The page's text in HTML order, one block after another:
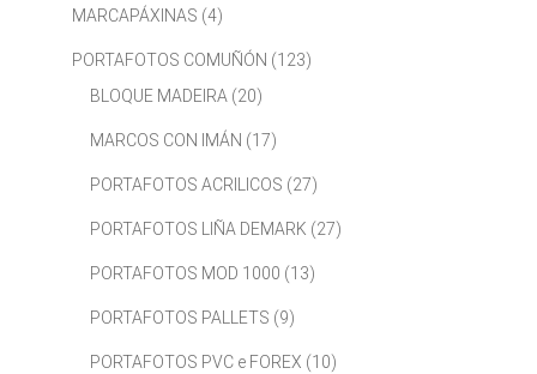
MARCAPÁXINAS (4)
PORTAFOTOS COMUÑÓN (123)
BLOQUE MADEIRA (20)
MARCOS CON IMÁN (17)
PORTAFOTOS ACRILICOS (27)
PORTAFOTOS LIÑA DEMARK (27)
PORTAFOTOS MOD 1000 (13)
PORTAFOTOS PALLETS (9)
PORTAFOTOS PVC e FOREX (10)